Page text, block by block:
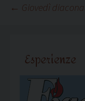
← Giovedì
Esperienze